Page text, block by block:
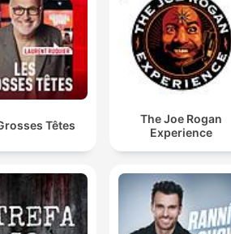
pedido humorístico aos ouvintes.
Têtes
The Joe Rogan
Experience